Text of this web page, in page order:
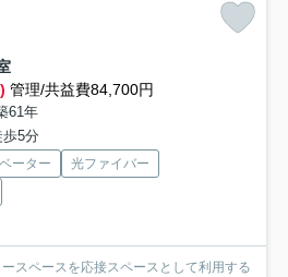
管理/共益費84,700円
61年
5分
ーター
光ファイバー
スペースを応接スペースとして利用する